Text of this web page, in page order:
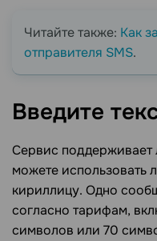
Читайте также: Как
отправителя SMS.
Введите
Сервис
можете использовать
кириллицу. Одно
согласно тарифам,
символов или 70